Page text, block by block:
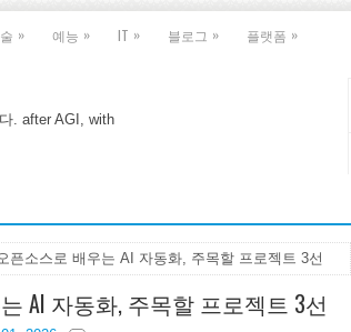
» 예능 » IT » 블로그 » 플랫폼 »
. after AGI, with
픈소스로 배우는 AI 자동화, 주목할 프로젝트 3선
AI 자동화, 주목할 프로젝트 3선